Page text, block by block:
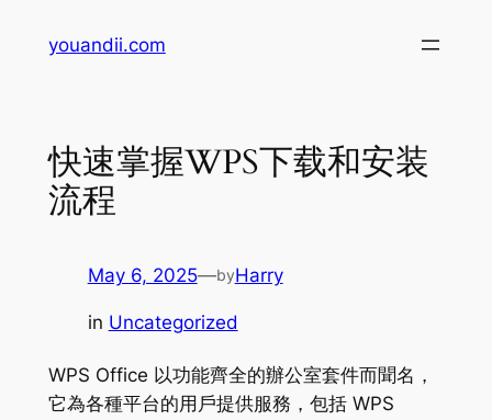
youandii.com
快速掌握WPS下载和安装
流程
May 6, 2025—byHarry
in Uncategorized
WPS Office 以功能齊全的辦公室套件而聞名，
它為各種平台的用戶提供服務，包括 WPS